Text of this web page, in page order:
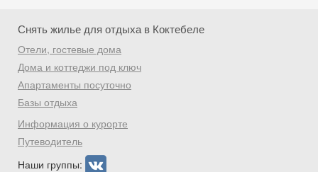
Снять жилье для отдыха в Коктебеле
Отели, гостевые дома
Дома и коттеджи под ключ
Апартаменты посуточно
Базы отдыха
Информация о курорте
Путеводитель
Наши группы:
Скидка −5%
Хочешь дешевле? Оставь почту и получи
промокод на первое бронирование!